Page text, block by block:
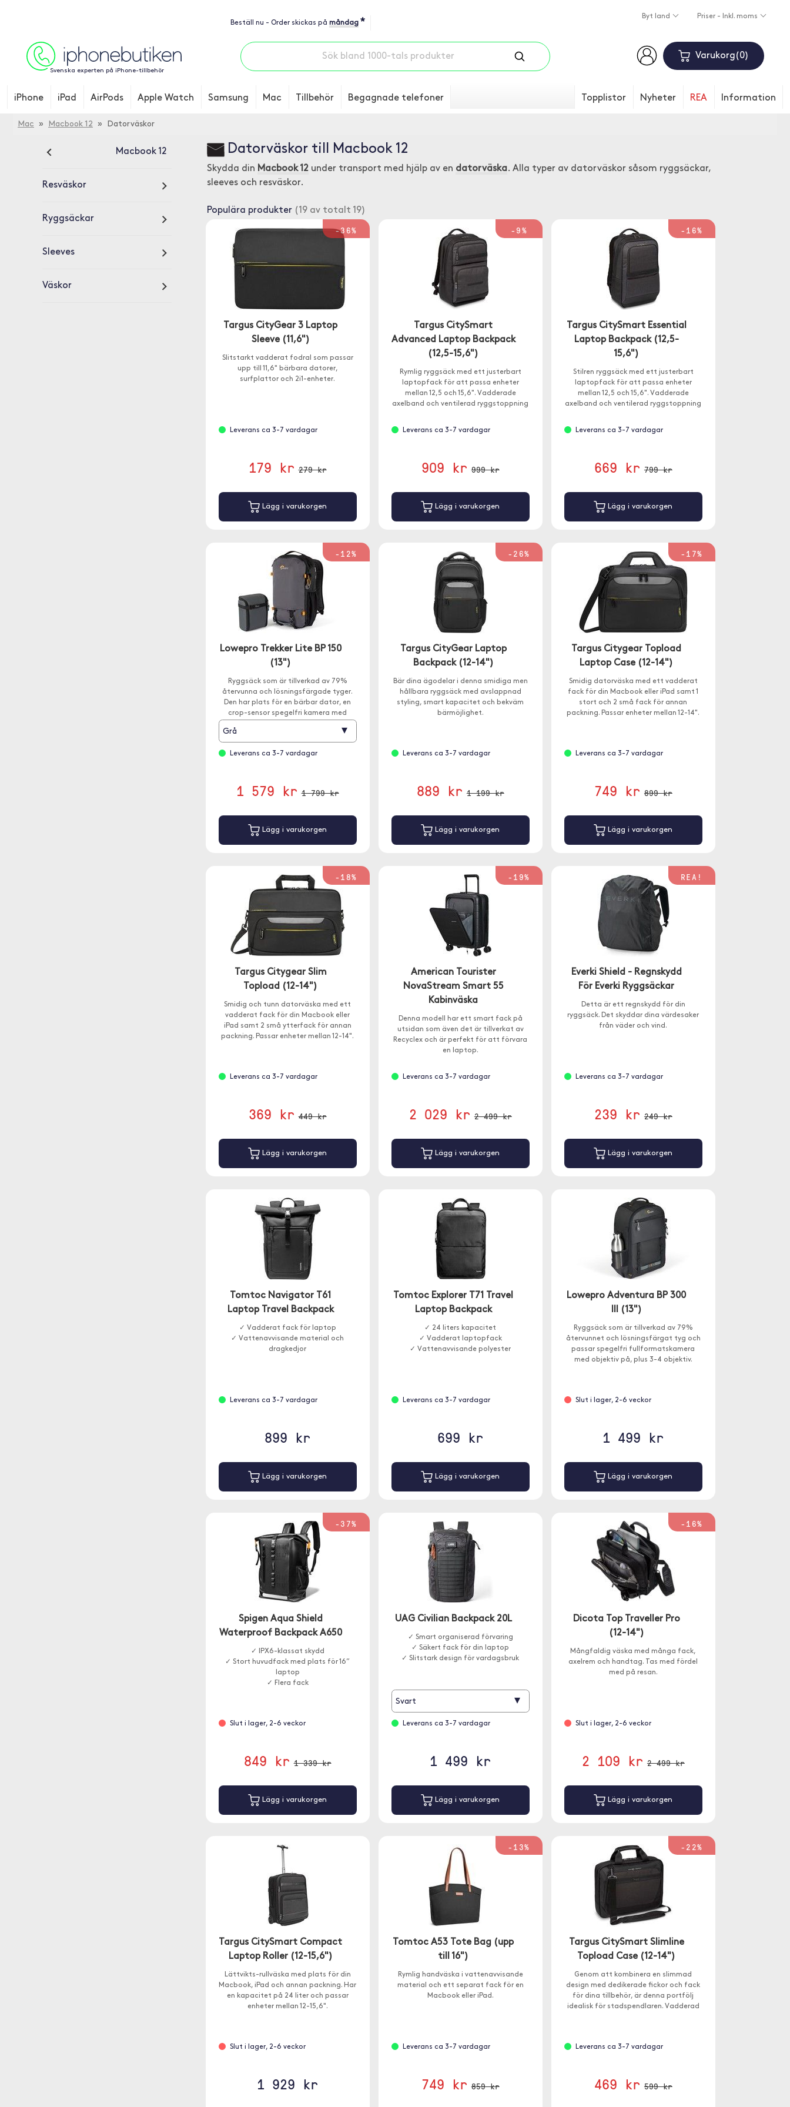
Beställ nu - Order skickas på måndag *
Byt land Priser - Inkl. moms
Svenska experten på iPhone-tillbehör
Varukorg 0
iPhone iPad AirPods Apple Watch Samsung Mac Tillbehör Begagnade telefoner Topplistor Nyheter REA Information
Mac » Macbook 12 » Datorväskor
Macbook 12
Resväskor
Ryggsäckar
Sleeves
Väskor
Datorväskor till Macbook 12
Skydda din Macbook 12 under transport med hjälp av en datorväska. Alla typer av datorväskor såsom ryggsäckar,
sleeves och resväskor.
Populära produkter (19 av totalt 19)
-36%
Targus CityGear 3 Laptop
Sleeve (11,6")
Slitstarkt vadderat fodral som passar
upp till 11,6" bärbara datorer,
surfplattor och 2i1-enheter.
Leverans ca 3-7 vardagar
179 kr 279 kr
Lägg i varukorgen
-9%
Targus CitySmart
Advanced Laptop Backpack
(12,5-15,6")
Rymlig ryggsäck med ett justerbart
laptopfack för att passa enheter
mellan 12,5 och 15,6". Vadderade
axelband och ventilerad ryggstoppning
Leverans ca 3-7 vardagar
909 kr 999 kr
Lägg i varukorgen
-16%
Targus CitySmart Essential
Laptop Backpack (12,5-
15,6")
Stilren ryggsäck med ett justerbart
laptopfack för att passa enheter
mellan 12,5 och 15,6". Vadderade
axelband och ventilerad ryggstoppning
Leverans ca 3-7 vardagar
669 kr 799 kr
Lägg i varukorgen
-12%
Lowepro Trekker Lite BP 150
(13")
Ryggsäck som är tillverkad av 79%
återvunna och lösningsfärgade tyger.
Den har plats för en bärbar dator, en
crop-sensor spegelfri kamera med
objektiv monterat plus 1-2 små objektiv.
Grå ▾
Leverans ca 3-7 vardagar
1 579 kr 1 799 kr
Lägg i varukorgen
-26%
Targus CityGear Laptop
Backpack (12-14")
Bär dina ägodelar i denna smidiga men
hållbara ryggsäck med avslappnad
styling, smart kapacitet och bekväm
bärmöjlighet.
Leverans ca 3-7 vardagar
889 kr 1 199 kr
Lägg i varukorgen
-17%
Targus Citygear Topload
Laptop Case (12-14")
Smidig datorväska med ett vadderat
fack för din Macbook eller iPad samt 1
stort och 2 små fack för annan
packning. Passar enheter mellan 12-14".
Leverans ca 3-7 vardagar
749 kr 899 kr
Lägg i varukorgen
-18%
Targus Citygear Slim
Topload (12-14")
Smidig och tunn datorväska med ett
vadderat fack för din Macbook eller
iPad samt 2 små ytterfack för annan
packning. Passar enheter mellan 12-14".
Leverans ca 3-7 vardagar
369 kr 449 kr
Lägg i varukorgen
-19%
American Tourister
NovaStream Smart 55
Kabinväska
Denna modell har ett smart fack på
utsidan som även det är tillverkat av
Recyclex och är perfekt för att förvara
en laptop.
Leverans ca 3-7 vardagar
2 029 kr 2 499 kr
Lägg i varukorgen
REA!
Everki Shield - Regnskydd
För Everki Ryggsäckar
Detta är ett regnskydd för din
ryggsäck. Det skyddar dina värdesaker
från väder och vind.
Leverans ca 3-7 vardagar
239 kr 249 kr
Lägg i varukorgen
Tomtoc Navigator T61
Laptop Travel Backpack
✓ Vadderat fack för laptop
✓ Vattenavvisande material och
dragkedjor
Leverans ca 3-7 vardagar
899 kr
Lägg i varukorgen
Tomtoc Explorer T71 Travel
Laptop Backpack
✓ 24 liters kapacitet
✓ Vadderat laptopfack
✓ Vattenavvisande polyester
Leverans ca 3-7 vardagar
699 kr
Lägg i varukorgen
Lowepro Adventura BP 300
III (13")
Ryggsäck som är tillverkad av 79%
återvunnet och lösningsfärgat tyg och
passar spegelfri fullformatskamera
med objektiv på, plus 3-4 objektiv.
Slut i lager, 2-6 veckor
1 499 kr
Lägg i varukorgen
-37%
Spigen Aqua Shield
Waterproof Backpack A650
✓ IPX6-klassat skydd
✓ Stort huvudfack med plats för 16”
laptop
✓ Flera fack
Slut i lager, 2-6 veckor
849 kr 1 339 kr
Lägg i varukorgen
UAG Civilian Backpack 20L
✓ Smart organiserad förvaring
✓ Säkert fack för din laptop
✓ Slitstark design för vardagsbruk
Svart ▾
Leverans ca 3-7 vardagar
1 499 kr
Lägg i varukorgen
-16%
Dicota Top Traveller Pro
(12-14")
Mångfaldig väska med många fack,
axelrem och handtag. Tas med fördel
med på resan.
Slut i lager, 2-6 veckor
2 109 kr 2 499 kr
Lägg i varukorgen
Targus CitySmart Compact
Laptop Roller (12-15,6")
Lättvikts-rullväska med plats för din
Macbook, iPad och annan packning. Har
en kapacitet på 24 liter och passar
enheter mellan 12-15,6".
Slut i lager, 2-6 veckor
1 929 kr
-13%
Tomtoc A53 Tote Bag (upp
till 16")
Rymlig handväska i vattenavvisande
material och ett separat fack för en
Macbook eller iPad.
Leverans ca 3-7 vardagar
749 kr 859 kr
-22%
Targus CitySmart Slimline
Topload Case (12-14")
Genom att kombinera en slimmad
design med dedikerade fickor och fack
för dina tillbehör, är denna portfölj
idealisk för stadspendlaren. Vadderad
Leverans ca 3-7 vardagar
469 kr 599 kr